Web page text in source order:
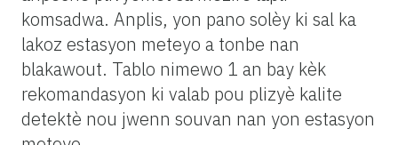
komsadwa. Anplis, yon pano solèy ki sal ka
lakoz estasyon meteyo a tonbe nan
blakawout. Tablo nimewo 1 an bay kèk
rekomandasyon ki valab pou plizyè kalite
detektè nou jwenn souvan nan yon estasyon